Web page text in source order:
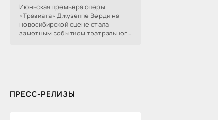
Июньская премьера оперы
«Травиата» Джузеппе Верди на
новосибирской сцене стала
заметным событием театрального
ПРЕСС-РЕЛИЗЫ